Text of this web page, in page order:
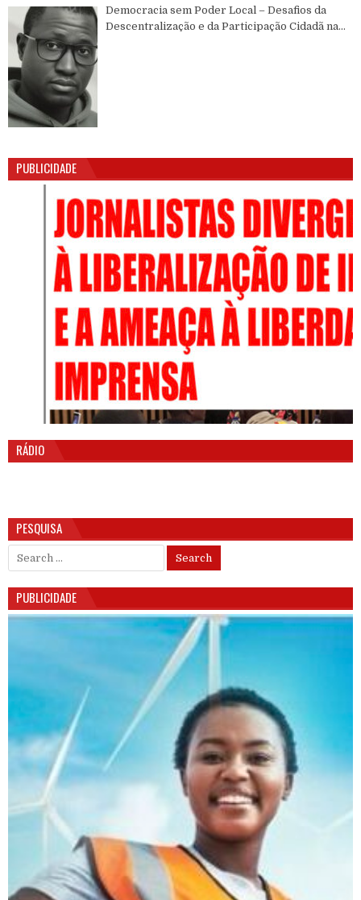
Democracia sem Poder Local – Desafios da
Descentralização e da Participação Cidadã na
PUBLICIDADE
RÁDIO
PESQUISA
Search for:
PUBLICIDADE